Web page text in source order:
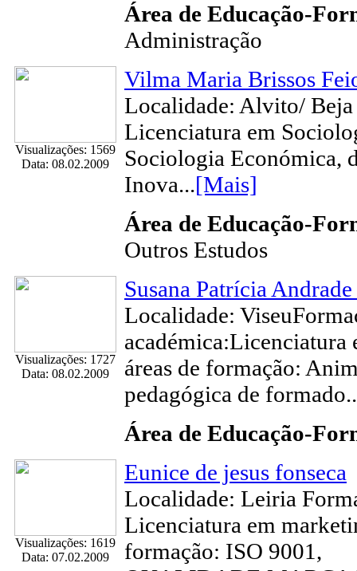
Área de Educação-
Administração
Visualizações: 1569
Data: 08.02.2009
Vilma Maria Brissos
Localidade: Alvito/ Beja
Licenciatura em
Sociologia Económica,
Inova...[Mais]
Área de Educação-
Outros Estudos
Visualizações: 1727
Data: 08.02.2009
Susana Patrícia
Localidade:
académica:Licenciatura
áreas de formação:
pedagógica de
Área de Educação-
Visualizações: 1619
Data: 07.02.2009
Eunice de jesus fonseca
Localidade: Leiria
Licenciatura em
formação: ISO 9001,